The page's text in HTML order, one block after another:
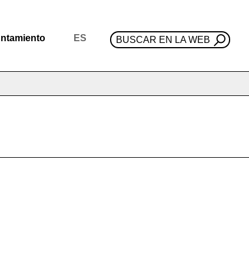
ES BUSCAR EN LA WEB